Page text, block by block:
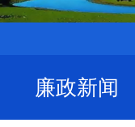
廉政新闻